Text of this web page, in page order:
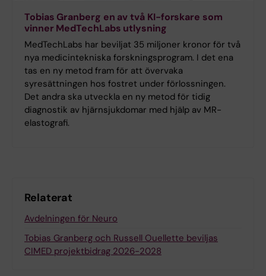
Tobias Granberg en av två KI-forskare som
vinner MedTechLabs utlysning
MedTechLabs har beviljat 35 miljoner kronor för två
nya medicintekniska forskningsprogram. I det ena
tas en ny metod fram för att övervaka
syresättningen hos fostret under förlossningen.
Det andra ska utveckla en ny metod för tidig
diagnostik av hjärnsjukdomar med hjälp av MR-
elastografi.
Relaterat
Avdelningen för Neuro
Tobias Granberg och Russell Ouellette beviljas
CIMED projektbidrag 2026-2028